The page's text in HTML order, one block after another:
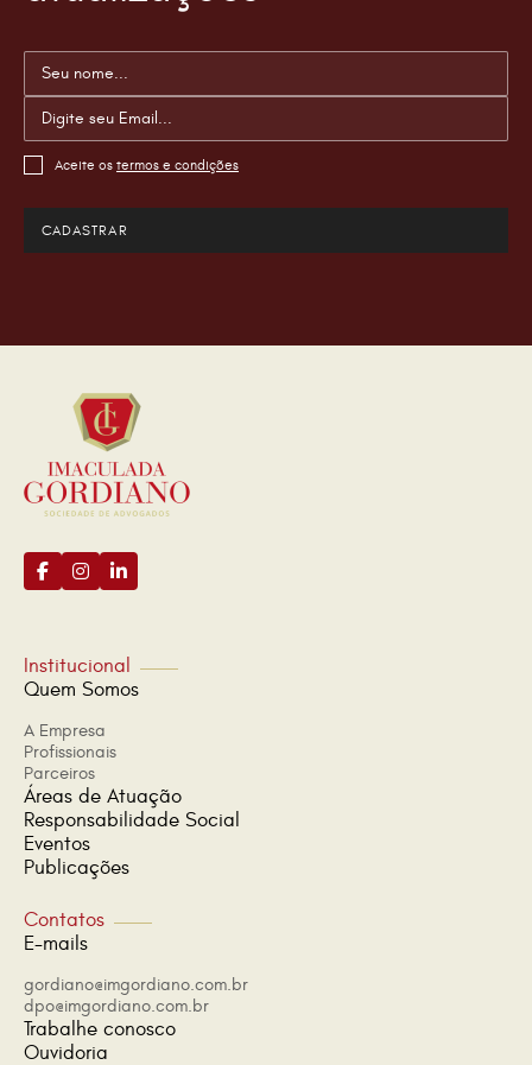
Aceite os termos e condições
Institucional
Quem Somos
A Empresa
Profissionais
Parceiros
Áreas de Atuação
Responsabilidade Social
Eventos
Publicações
Contatos
E-mails
gordiano@imgordiano.com.br
dpo@imgordiano.com.br
Trabalhe conosco
Ouvidoria